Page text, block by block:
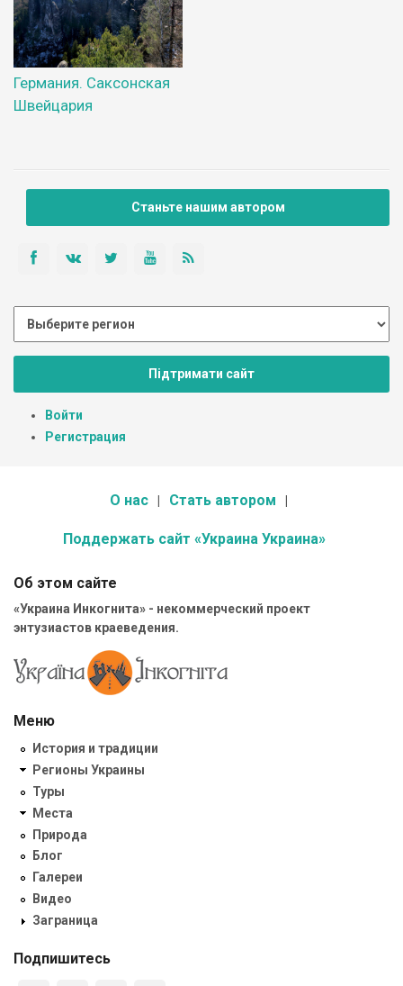
Германия. Саксонская
Швейцария
Станьте нашим автором
Підтримати сайт
Войти
Регистрация
О нас Стать автором
Поддержать сайт «Украина Украина»
Об этом сайте
«Украина Инкогнита» - некоммерческий проект
энтузиастов краеведения.
Меню
История и традиции
Регионы Украины
Туры
Места
Природа
Блог
Галереи
Видео
Заграница
Подпишитесь